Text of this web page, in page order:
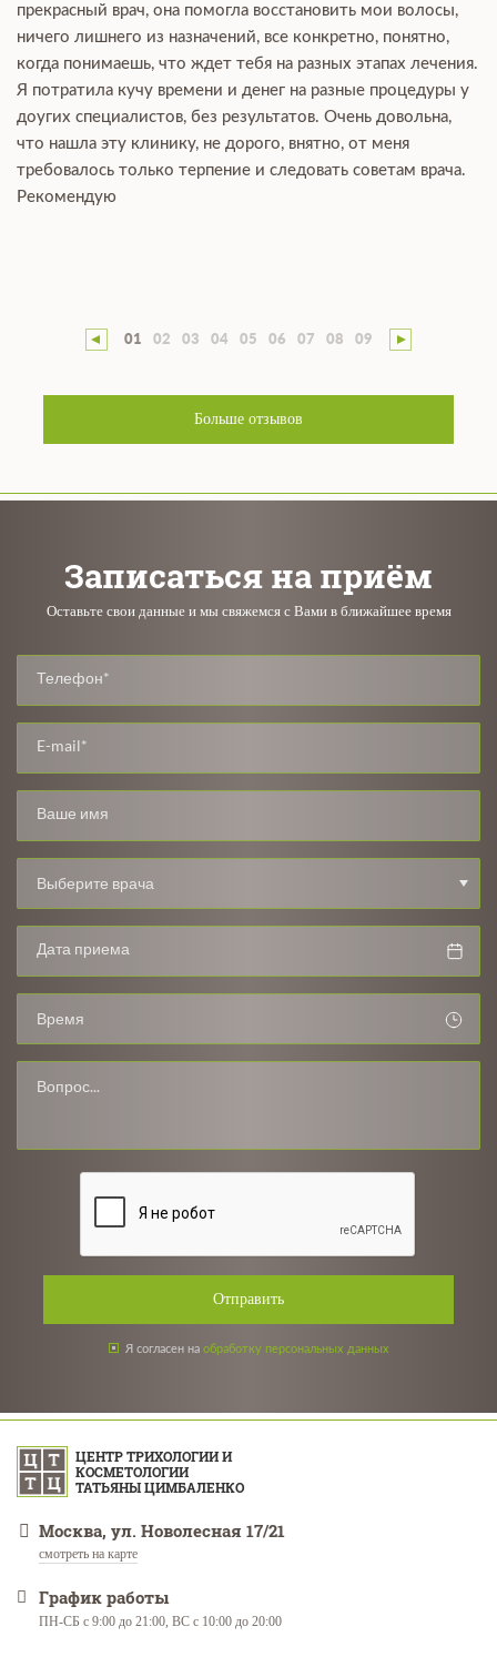
прекрасный врач, она помогла восстановить мои волосы,
ничего лишнего из назначений, все конкретно, понятно,
когда понимаешь, что ждет тебя на разных этапах лечения.
Я потратила кучу времени и денег на разные процедуры у
доугих специалистов, без результатов. Очень довольна,
что нашла эту клинику, не дорого, внятно, от меня
требовалось только терпение и следовать советам врача.
Рекомендую
01 02 03 04 05 06 07 08 09
Больше отзывов
Записаться на приём
Оставьте свои данные и мы свяжемся с Вами в ближайшее время
Выберите врача
Время
Отправить
Я согласен на обработку персональных данных
ЦЕНТР ТРИХОЛОГИИ И
КОСМЕТОЛОГИИ
ТАТЬЯНЫ ЦИМБАЛЕНКО
Москва, ул. Новолесная 17/21
смотреть на карте
График работы
ПН-СБ с 9:00 до 21:00, ВС с 10:00 до 20:00